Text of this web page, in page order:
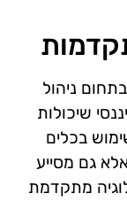
ניהול
שיכולות
בכלים
גם מסייע
מתקדמת